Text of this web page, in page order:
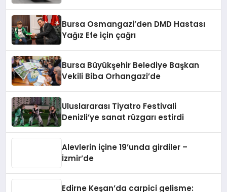
Bursa Osmangazi’den DMD Hastası
Yağız Efe için çağrı
Bursa Büyükşehir Belediye Başkan
Vekili Biba Orhangazi’de
Uluslararası Tiyatro Festivali
Denizli’ye sanat rüzgarı estirdi
Alevlerin içine 19’unda girdiler –
İzmir’de
Edirne Keşan’da carpici gelisme: